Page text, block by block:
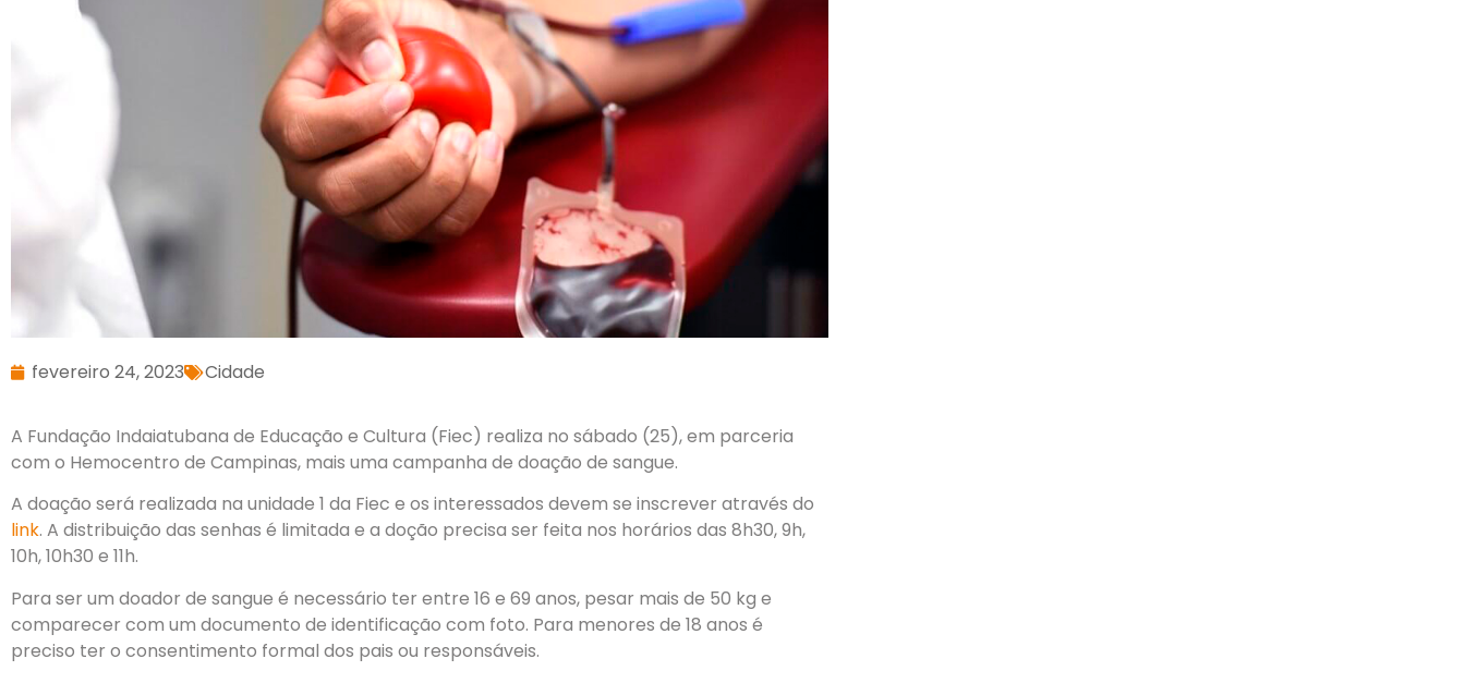
fevereiro 24, 2023 Cidade
A Fundação Indaiatubana de Educação e Cultura (Fiec) realiza no sábado (25), em parceria
com o Hemocentro de Campinas, mais uma campanha de doação de sangue.
A doação será realizada na unidade 1 da Fiec e os interessados devem se inscrever através do
link. A distribuição das senhas é limitada e a doção precisa ser feita nos horários das 8h30, 9h,
10h, 10h30 e 11h.
Para ser um doador de sangue é necessário ter entre 16 e 69 anos, pesar mais de 50 kg e
comparecer com um documento de identificação com foto. Para menores de 18 anos é
preciso ter o consentimento formal dos pais ou responsáveis.